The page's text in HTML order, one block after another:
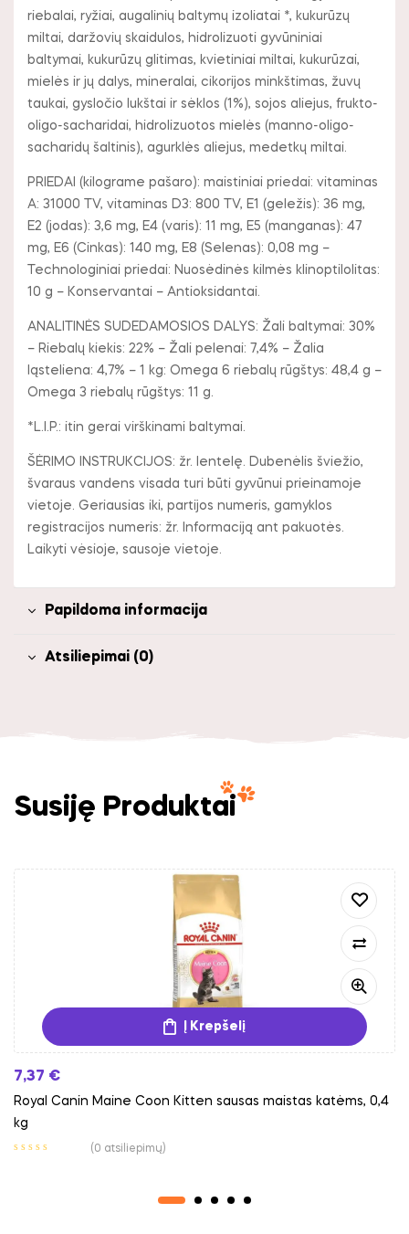
riebalai, ryžiai, augalinių baltymų izoliatai *, kukurūzų
miltai, daržovių skaidulos, hidrolizuoti gyvūniniai
baltymai, kukurūzų glitimas, kvietiniai miltai, kukurūzai,
mielės ir jų dalys, mineralai, cikorijos minkštimas, žuvų
taukai, gysločio lukštai ir sėklos (1%), sojos aliejus, frukto-
oligo-sacharidai, hidrolizuotos mielės (manno-oligo-
sacharidų šaltinis), agurklės aliejus, medetkų miltai.
PRIEDAI (kilograme pašaro): maistiniai priedai: vitaminas
A: 31000 TV, vitaminas D3: 800 TV, E1 (geležis): 36 mg,
E2 (jodas): 3,6 mg, E4 (varis): 11 mg, E5 (manganas): 47
mg, E6 (Cinkas): 140 mg, E8 (Selenas): 0,08 mg –
Technologiniai priedai: Nuosėdinės kilmės klinoptilolitas:
10 g – Konservantai – Antioksidantai.
ANALITINĖS SUDEDAMOSIOS DALYS: Žali baltymai: 30%
– Riebalų kiekis: 22% – Žali pelenai: 7,4% – Žalia
ląsteliena: 4,7% – 1 kg: Omega 6 riebalų rūgštys: 48,4 g –
Omega 3 riebalų rūgštys: 11 g.
*L.I.P.: itin gerai virškinami baltymai.
ŠĖRIMO INSTRUKCIJOS: žr. lentelę. Dubenėlis šviežio,
švaraus vandens visada turi būti gyvūnui prieinamoje
vietoje. Geriausias iki, partijos numeris, gamyklos
registracijos numeris: žr. Informaciją ant pakuotės.
Laikyti vėsioje, sausoje vietoje.
Papildoma informacija
Atsiliepimai (0)
Susiję Produktai
Į Krepšelį
7,37 €
Royal Canin Maine Coon Kitten sausas maistas katėms, 0,4
kg
(0 atsiliepimų)